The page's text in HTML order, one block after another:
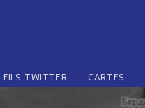
FILS TWITTER CARTES